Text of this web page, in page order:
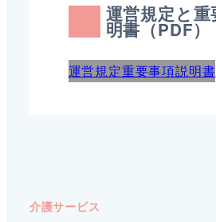
運営規定と
明書（PDF）
運営規定重要事項説明書
介護サービス